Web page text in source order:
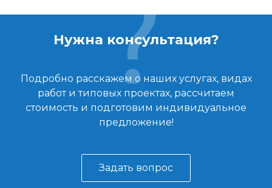
Нужна консультация?
Подробно расскажем о наших услугах, видах
работ и типовых проектах, рассчитаем
стоимость и подготовим индивидуальное
предложение!
Задать вопрос